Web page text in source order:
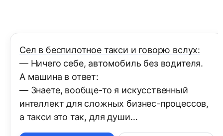
Сел в беспилотное такси и говорю вслух:
— Ничего себе, автомобиль без водителя.
А машина в ответ:
— Знаете, вообще-то я искусственный
интеллект для сложных бизнес-процессов,
а такси это так, для души…